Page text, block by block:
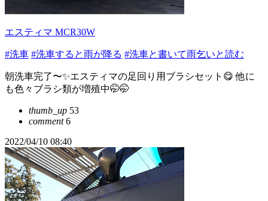
エスティマ MCR30W
#洗車 #洗車すると雨が降る #洗車と書いて雨乞いと読む
朝洗車完了〜✨エスティマの足回り用ブラシセット😋 他に
も色々ブラシ類が増殖中🤭🤭
thumb_up 53
comment6
2022/04/10 08:40